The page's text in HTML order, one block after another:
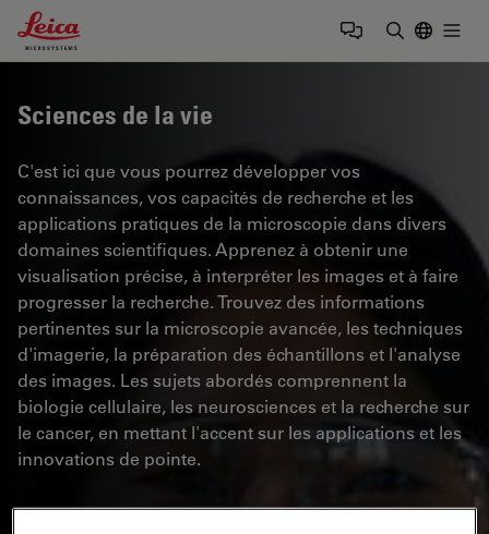
Leica Microsystems Logo
Sciences de la vie
C'est ici que vous pourrez développer vos
connaissances, vos capacités de recherche et les
applications pratiques de la microscopie dans divers
domaines scientifiques. Apprenez à obtenir une
visualisation précise, à interpréter les images et à faire
progresser la recherche. Trouvez des informations
pertinentes sur la microscopie avancée, les techniques
d'imagerie, la préparation des échantillons et l'analyse
des images. Les sujets abordés comprennent la
biologie cellulaire, les neurosciences et la recherche sur
le cancer, en mettant l'accent sur les applications et les
innovations de pointe.